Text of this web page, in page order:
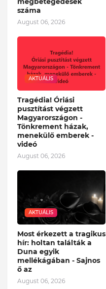
száma
August 06, 2026
AKTUÁLIS
Tragédia! Óriási
pusztítást végzett
Magyarországon -
Tönkrement házak,
menekülő emberek -
videó
August 06, 2026
AKTUÁLIS
Most érkezett a tragikus
hír: holtan találták a
Duna egyik
mellékágában - Sajnos
ő az
August 06, 2026